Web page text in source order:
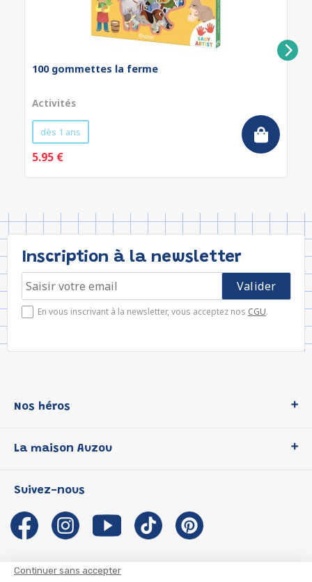
Continuer sans accepter
100 gommettes la ferme
Activités
dès 1 ans
5.95 €
Inscription à la newsletter
En vous inscrivant à la newsletter, vous acceptez nos CGU.
Nos héros
P'tit Loup
Les Influenceuses
Migali
Petite Taupe
La maison Auzou
Notre histoire
Auzou s'engage
Auteurs et illustrateurs Auzou
Suivez-nous